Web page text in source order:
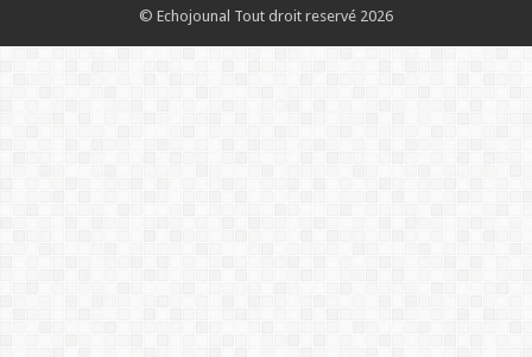
© Echojounal Tout droit reservé 2026